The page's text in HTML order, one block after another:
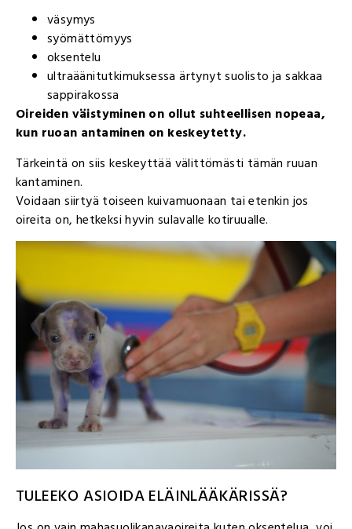
väsymys
syömättömyys
oksentelu
ultraäänitutkimuksessa ärtynyt suolisto ja sakkaa
sappirakossa
Oireiden väistyminen on ollut suhteellisen nopeaa,
kun ruoan antaminen on keskeytetty.
Tärkeintä on siis keskeyttää välittömästi tämän ruuan
kantaminen.
Voidaan siirtyä toiseen kuivamuonaan tai etenkin jos
oireita on, hetkeksi hyvin sulavalle kotiruualle.
TULEEKO ASIOIDA ELÄINLÄÄKÄRISSÄ?